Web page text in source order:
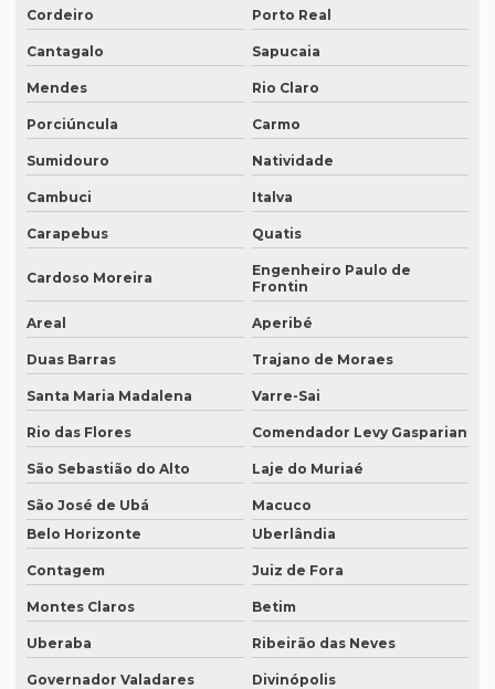
Empresa de tradução de artigos no rio de janeiro
Empresa de tradução de artigos no rj
Empresa de tradução de artigos em sp
Empresa de tradução brasil
Empresa de tradução campinas
Empresa de tradução especializada
Empresa de tradução especializada em brasília
Empresa de tradução especializada em recife
Empresa de tradução para eventos
Empresa de tradução em ingles
Empresa de tradução ingles portugues
Empresa tradução japonês
Cordeiro Porto Real
Cantagalo Sapucaia
Mendes Rio Claro
Porciúncula Carmo
Sumidouro Natividade
Cambuci Italva
Carapebus Quatis
Cardoso Moreira
Engenheiro Paulo de
Frontin
Areal Aperibé
Duas Barras Trajano de Moraes
Santa Maria Madalena Varre-Sai
Rio das Flores Comendador Levy Gasparian
São Sebastião do Alto Laje do Muriaé
São José de Ubá
Macuco
Belo Horizonte
Uberlândia
Contagem Juiz de Fora
Montes Claros Betim
Uberaba Ribeirão das Neves
Governador Valadares Divinópolis